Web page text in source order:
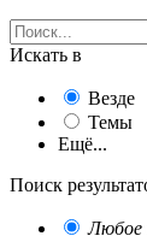
Искать в
Везде
Темы
Ещё...
Поиск
Любое